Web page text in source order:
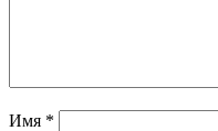
Имя *